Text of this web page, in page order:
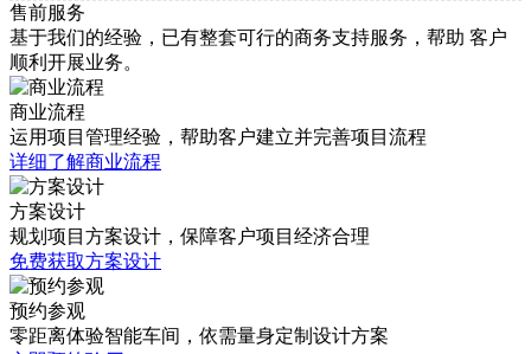
售前服务
基于我们的经验，已有整套可行的商务支持服务，帮助 客户
顺利开展业务。
商业流程
运用项目管理经验，帮助客户建立并完善项目流程
详细了解商业流程
方案设计
规划项目方案设计，保障客户项目经济合理
免费获取方案设计
预约参观
零距离体验智能车间，依需量身定制设计方案